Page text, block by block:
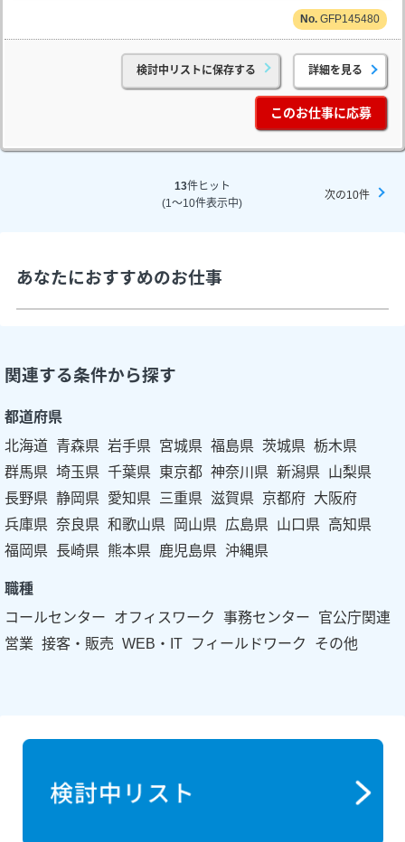
GFP145480
検討中リストに保存する 詳細を見る
このお仕事に応募
13件ヒット
(1～10件表示中)
次の10件
あなたにおすすめのお仕事
関連する条件から探す
都道府県
北海道 青森県 岩手県 宮城県 福島県 茨城県 栃木県
群馬県 埼玉県 千葉県 東京都 神奈川県 新潟県 山梨県
長野県 静岡県 愛知県 三重県 滋賀県 京都府 大阪府
兵庫県 奈良県 和歌山県 岡山県 広島県 山口県 高知県
福岡県 長崎県 熊本県 鹿児島県 沖縄県
職種
コールセンター
オフィスワーク 事務センター
官公庁関連
営業 接客・販売 WEB・IT フィールドワーク その他